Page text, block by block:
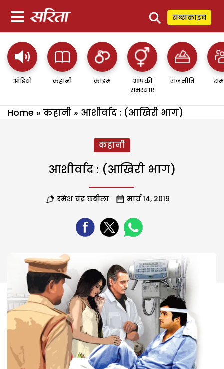
⚲ सब्सक्राइब
ऑडियो कहानी क्राइम
आपकी
समस्याएं
राजनीति
Home » कहानी » आशीर्वाद : (आखिरी भाग)
कहानी
आशीर्वाद : (आखिरी भाग)
रमेश चंद्र छबीला मार्च 14, 2019